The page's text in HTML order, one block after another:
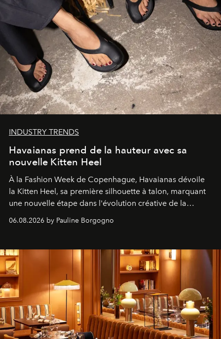
INDUSTRY TRENDS
Havaianas prend de la hauteur avec sa
nouvelle Kitten Heel
À la Fashion Week de Copenhague, Havaianas dévoile
la Kitten Heel, sa première silhouette à talon, marquant
une nouvelle étape dans l'évolution créative de la
06.08.2026 by Pauline Borgogno